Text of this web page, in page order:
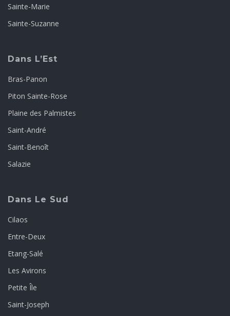
Sainte-Marie
Sainte-Suzanne
Dans L’Est
Bras-Panon
Piton Sainte-Rose
Plaine des Palmistes
Saint-André
Saint-Benoît
Salazie
Dans Le Sud
Cilaos
Entre-Deux
Etang-Salé
Les Avirons
Petite Île
Saint-Joseph